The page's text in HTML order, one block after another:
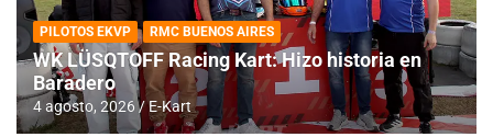
PILOTOS EKVP RMC BUENOS AIRES
WK LÜSQTOFF Racing Kart: Hizo historia en
Baradero
4 agosto, 2026 E-Kart